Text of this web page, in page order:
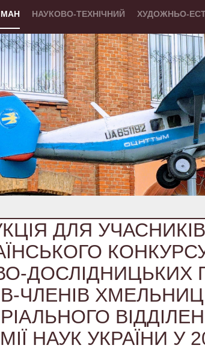
МАН НАУКОВО-ТЕХНІЧНИЙ ХУДОЖНЬО-
ДЛЯ УЧАСНИКІВ
ДОСЛІДНИЦЬКИХ
ЧЛЕНІВ
НАУК УКРАЇНИ У